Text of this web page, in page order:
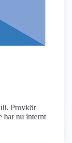
Provkör
har nu internt